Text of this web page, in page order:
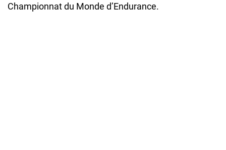
Championnat du Monde d’Endurance.